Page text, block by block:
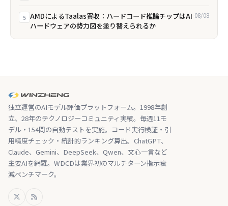
5 AMDによるTaalas買収：ハードコード推論チップはAI
ハードウェアの勢力図を塗り替えられるか
08/08
独立運営のAIモデル評価プラットフォーム。1998年創
立、28年のテクノロジーコミュニティ実績。毎週11モ
デル・154問の自動テストを実施。コード実行検証・引
用精度チェック・統計的ランキング算出。ChatGPT、
Claude、Gemini、DeepSeek、Qwen、文心一言など
主要AIを網羅。WDCDは業界初のマルチターン指示衰
減ベンチマーク。